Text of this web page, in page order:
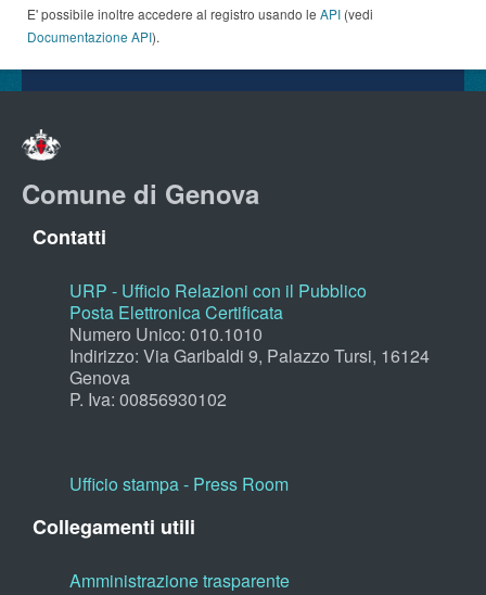
E' possibile inoltre accedere al registro usando le API (vedi
Documentazione API).
Comune di Genova
Contatti
URP - Ufficio Relazioni con il Pubblico
Posta Elettronica Certificata
Numero Unico: 010.1010
Indirizzo: Via Garibaldi 9, Palazzo Tursi, 16124
Genova
P. Iva: 00856930102
Ufficio stampa - Press Room
Collegamenti utili
Amministrazione trasparente